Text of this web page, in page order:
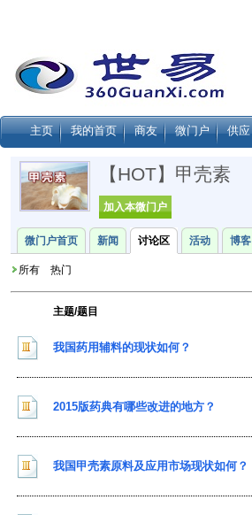
主页 我的首页 商友 微门户 供应
【HOT】甲壳素
加入本微门户
微门户首页 新闻 讨论区 活动 博客
所有 热门
主题/题目
我国药用辅料的现状如何？
2015版药典有哪些改进的地方？
我国甲壳素原料及应用市场现状如何？